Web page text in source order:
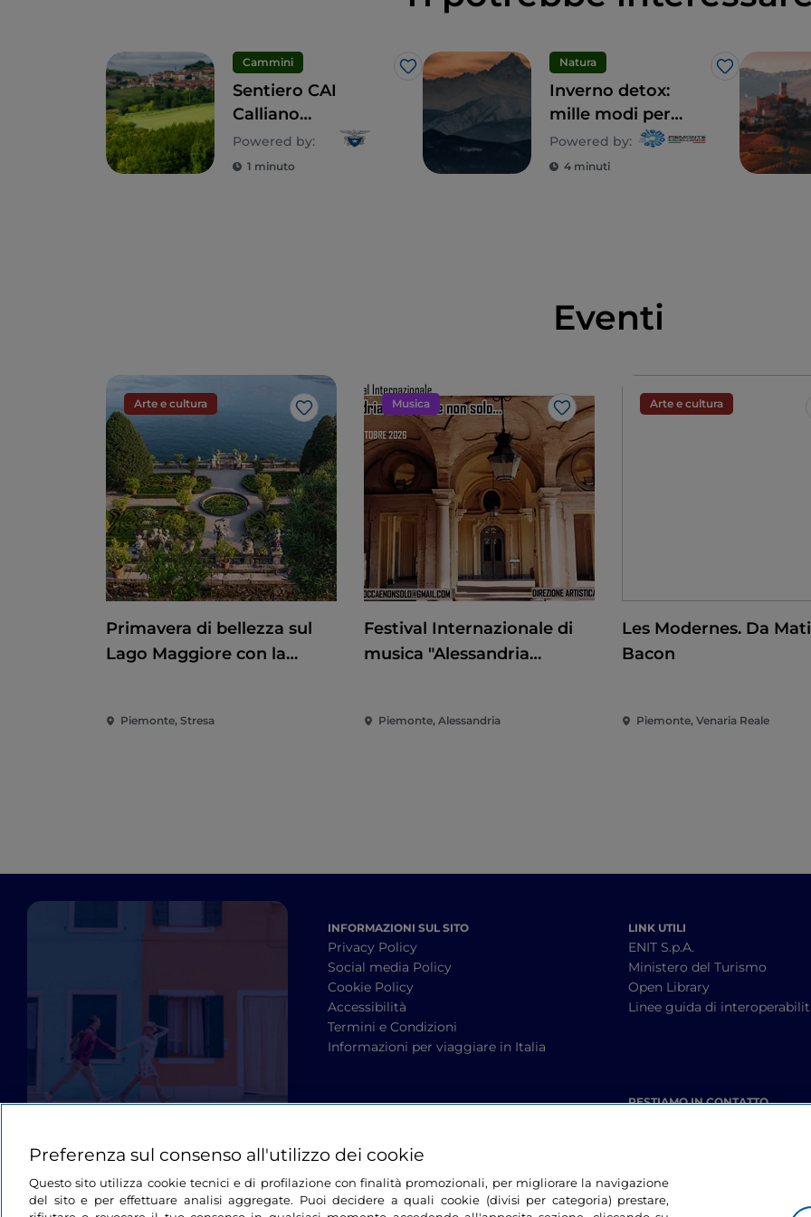
Cammini
Like
Sentiero CAI
Calliano
Monferrato
Powered by:
1 minuto
Natura
Like
Inverno detox:
mille modi per
vivere la montagna
in Piemonte
Powered by:
4 minuti
Eventi
Arte e cultura
Like
Primavera di bellezza sul
Lago Maggiore con la
Piemonte, Stresa
Musica
Like
Festival Internazionale di
musica "Alessandria
Piemonte, Alessandria
Arte e cultura
Les Modernes. Da
Bacon
Piemonte, Venaria Reale
INFORMAZIONI SUL SITO
Privacy Policy
Social media Policy
Cookie Policy
Accessibilità
Termini e Condizioni
Informazioni per viaggiare in Italia
LINK UTILI
ENIT S.p.A.
Ministero del Turismo
Open Library
Linee guida di
RESTIAMO IN CONTATTO
Preferenza sul consenso all'utilizzo dei cookie
Questo sito utilizza cookie tecnici e di profilazione con finalità promozionali, per migliorare la navigazione
del sito e per effettuare analisi aggregate. Puoi decidere a quali cookie (divisi per categoria) prestare,